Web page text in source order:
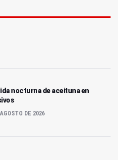
nocturna de aceituna en
DE 2026